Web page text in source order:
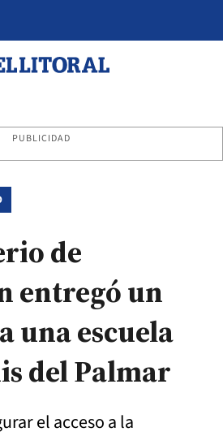
PUBLICIDAD
de
entregó un
una escuela
del Palmar
el acceso a la